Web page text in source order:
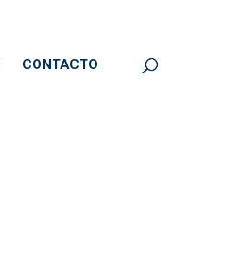
CONTACTO